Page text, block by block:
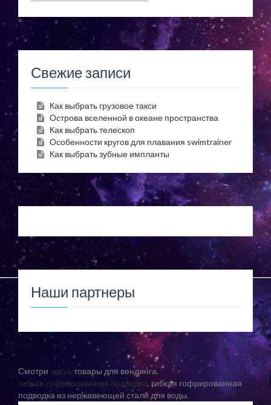
Свежие записи
Как выбрать грузовое такси
Острова вселенной в океане пространства
Как выбрать телескоп
Особенности кругов для плавания swimtrainer
Как выбрать зубные импланты
Наши партнеры
Смотри здесьтовары для вендинга.
гибкая гофрированная подводка, гибкая гофрированная
подводка из нержавеющей стали для воды.